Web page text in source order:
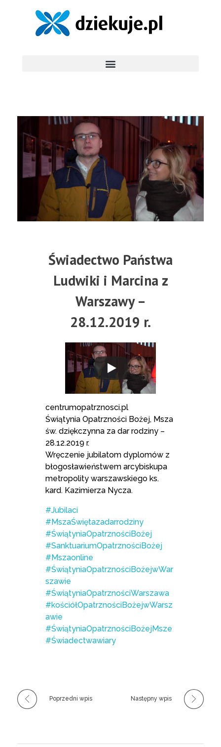
Świadectwo Państwa
Ludwiki i Marcina z
Warszawy –
28.12.2019 r.
centrumopatrznosci.pl
Świątynia Opatrzności Bożej, Msza
św. dziękczynna za dar rodziny –
28.12.2019 r.
Wręczenie jubilatom dyplomów z
błogosławieństwem arcybiskupa
metropolity warszawskiego ks.
kard. Kazimierza Nycza.
#Jubilaci
#MszaŚwiętazadarrodziny
#ŚwiątyniaOpatrznościBożej
#SanktuariumOpatrznościBożej
#Mszaonline
#ŚwiątyniaOpatrznościBożejwWar
szawie
#ŚwiątyniaOpatrznościWarszawa
#kościółOpatrznościBożejwWarsz
awie
#ŚwiątyniaOpatrznościBożejMsze
#Świadectwawiary
Poprzedni wpis Następny wpis